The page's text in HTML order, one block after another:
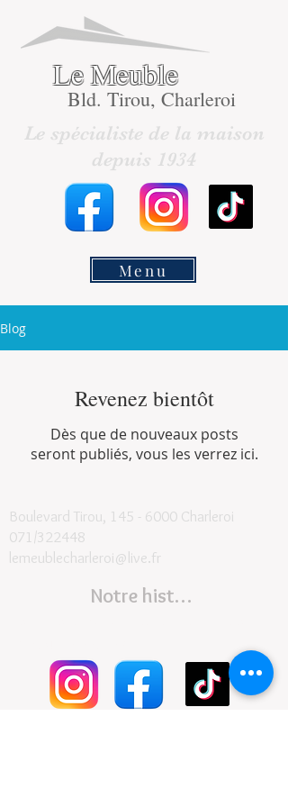
Le Meuble
Bld. Tirou, Charleroi
Le spécialiste de la maison
depuis 1934
Menu
Blog
Revenez bientôt
Dès que de nouveaux posts
seront publiés, vous les verrez ici.
Boulevard Tirou, 145 - 6000 Charleroi
071/322448
lemeublecharleroi@live.fr
Notre histoire